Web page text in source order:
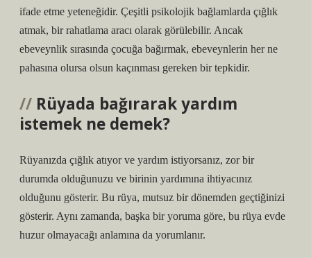
ifade etme yeteneğidir. Çeşitli psikolojik bağlamlarda çığlık
atmak, bir rahatlama aracı olarak görülebilir. Ancak
ebeveynlik sırasında çocuğa bağırmak, ebeveynlerin her ne
pahasına olursa olsun kaçınması gereken bir tepkidir.
Rüyada bağırarak yardım
istemek ne demek?
Rüyanızda çığlık atıyor ve yardım istiyorsanız, zor bir
durumda olduğunuzu ve birinin yardımına ihtiyacınız
olduğunu gösterir. Bu rüya, mutsuz bir dönemden geçtiğinizi
gösterir. Aynı zamanda, başka bir yoruma göre, bu rüya evde
huzur olmayacağı anlamına da yorumlanır.